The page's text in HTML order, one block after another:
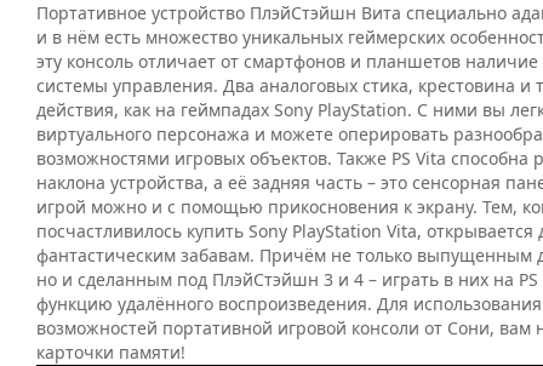
Портативное устройство ПлэйСтэйшн Вита специально
и в нём есть множество уникальных геймерских
эту консоль отличает от смартфонов и планшетов
системы управления. Два аналоговых стика, крестовина и
действия, как на геймпадах Sony PlayStation. С ними вы
виртуального персонажа и можете оперировать
возможностями игровых объектов. Также PS Vita способна
наклона устройства, а её задняя часть – это сенсорная
игрой можно и с помощью прикосновения к экрану. Тем,
посчастливилось купить Sony PlayStation Vita, открывается
фантастическим забавам. Причём не только выпущенным
но и сделанным под ПлэйСтэйшн 3 и 4 – играть в них на
функцию удалённого воспроизведения. Для использования
возможностей портативной игровой консоли от Сони, вам
карточки памяти!